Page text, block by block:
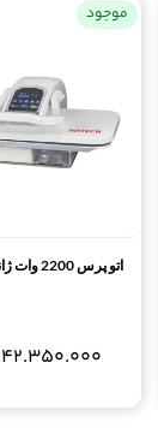
موجود
اتو پرس 2200 وات ژانومه SP600
42.350.000